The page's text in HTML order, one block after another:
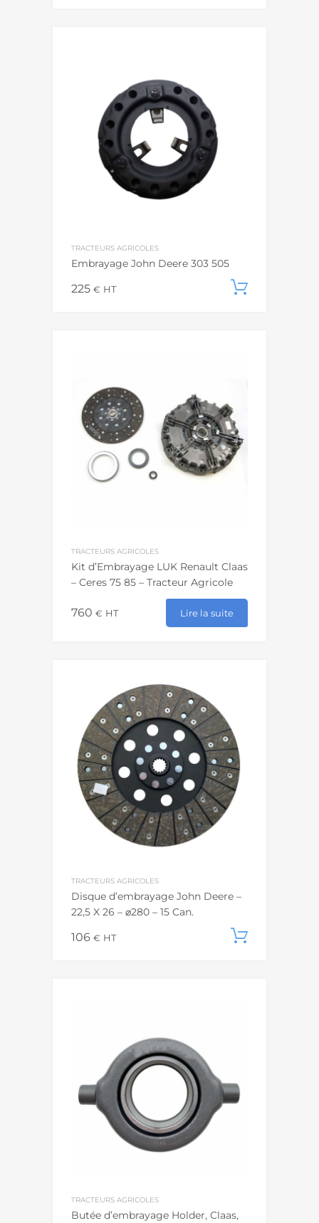
TRACTEURS AGRICOLES
Embrayage John Deere 303 505
225 € HT
TRACTEURS AGRICOLES
Kit d’Embrayage LUK Renault Claas
– Ceres 75 85 – Tracteur Agricole
760 € HT Lire la suite
TRACTEURS AGRICOLES
Disque d’embrayage John Deere –
22,5 X 26 – ⌀280 – 15 Can.
106 € HT
TRACTEURS AGRICOLES
Butée d’embrayage Holder, Claas,